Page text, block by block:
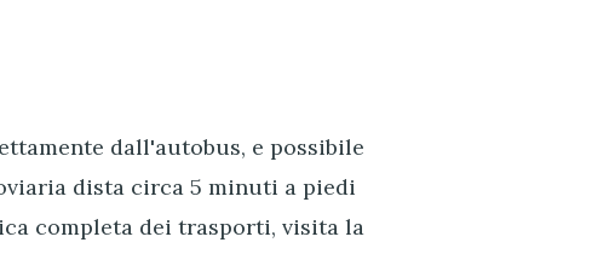
dall'autobus, e possibile
dista circa 5 minuti a piedi
completa dei trasporti, visita la